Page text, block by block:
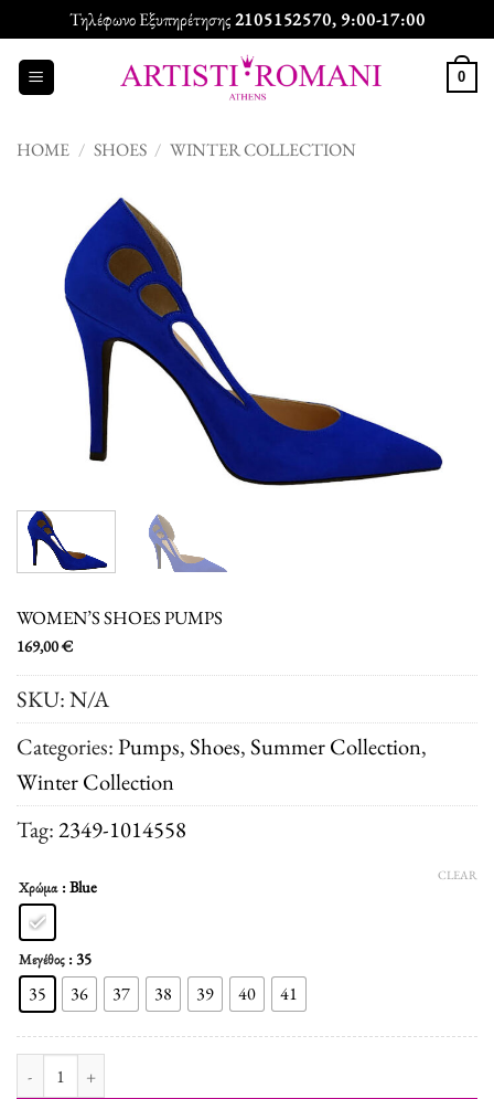
to
content
Τηλέφωνο Εξυπηρέτησης2105152570, 9:00-17:00
0
HOME / SHOES / WINTER COLLECTION
WOMEN’S SHOES PUMPS
169,00€
SKU:N/A
Categories:Pumps,Shoes,Summer Collection,
Winter Collection
Tag:2349-1014558
Χρώμα : Blue
Μεγέθος : 35
35 36 37 38 39 40 41
CLEAR